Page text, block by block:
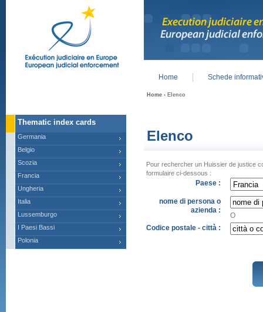
Home › Elenco
Elenco
Pour rechercher un Huissier de justice
formulaire ci-dessous :
Paese :
nome di persona o
azienda :
O
Codice postale - città :
Home Schede
Thematic index cards
Germania
Belgio
Scozia
Francia
Ungheria
Italia
Lussemburgo
I Paesi Bassi
Polonia